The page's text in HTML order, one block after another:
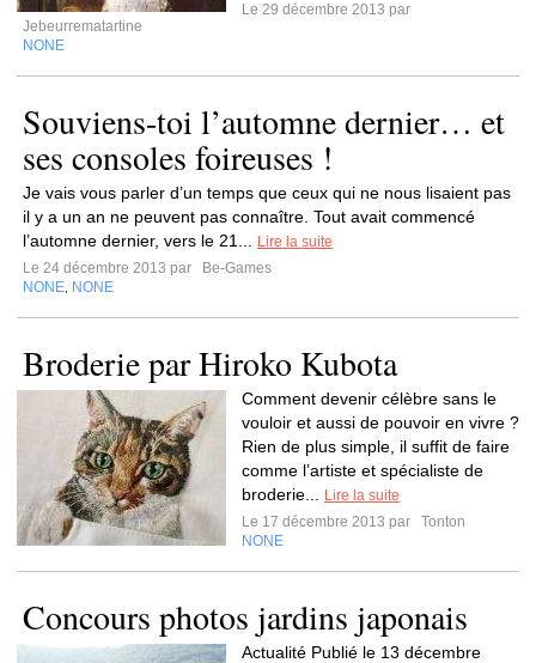
Le 29 décembre 2013 par
Jebeurrematartine
NONE
Souviens-toi l’automne dernier… et
ses consoles foireuses !
Je vais vous parler d’un temps que ceux qui ne nous lisaient pas
il y a un an ne peuvent pas connaître. Tout avait commencé
l’automne dernier, vers le 21...
Lire la suite
Le 24 décembre 2013 par
Be-Games
NONE NONE
Broderie par Hiroko Kubota
Comment devenir célèbre sans le
vouloir et aussi de pouvoir en vivre ?
Rien de plus simple, il suffit de faire
comme l’artiste et spécialiste de
broderie...
Lire la suite
Le 17 décembre 2013 par
Tonton
NONE
Concours photos jardins japonais
Actualité Publié le 13 décembre